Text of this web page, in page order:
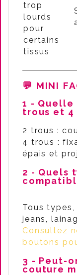
trop
lourds
pour
certains
tissus
💬 MINI
1 -
trous et 4
2 trous :
4 trous :
épais et
2 - Quels
Tous
jeans,
Consultez
boutons
3 - Peut-
couture